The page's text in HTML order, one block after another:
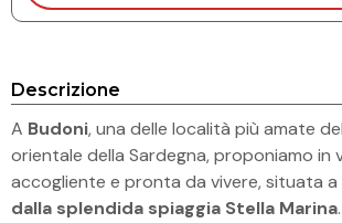
Descrizione
A Budoni, una delle località più amate
orientale della Sardegna, proponiamo in
accogliente e pronta da vivere, situata a
dalla splendida spiaggia Stella Marina.